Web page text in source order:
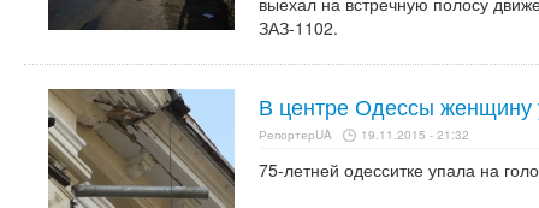
ЗАЗ-1102.
В центре Одессы женщину
РепортерUA 19.11.2015 - 21:32
75-летней одесситке упала на